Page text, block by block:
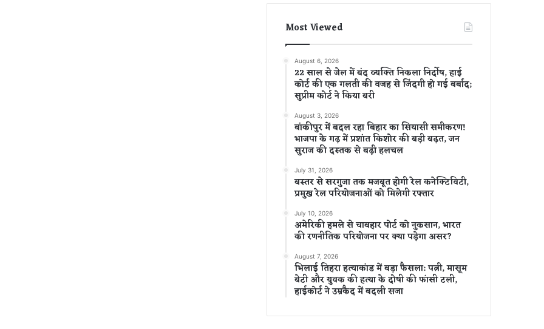
Most Viewed
August 6, 2026
22 साल से जेल में बंद व्यक्ति निकला निर्दोष, हाई
कोर्ट की एक गलती की वजह से जिंदगी हो गई बर्बाद;
सुप्रीम कोर्ट ने किया बरी
August 3, 2026
बांकीपुर में बदल रहा बिहार का सियासी समीकरण!
भाजपा के गढ़ में प्रशांत किशोर की बड़ी बढ़त, जन
सुराज की दस्तक से बढ़ी हलचल
July 31, 2026
बस्तर से सरगुजा तक मजबूत होगी रेल कनेक्टिविटी,
प्रमुख रेल परियोजनाओं को मिलेगी रफ्तार
July 10, 2026
अमेरिकी हमले से चाबहार पोर्ट को नुकसान, भारत
की रणनीतिक परियोजना पर क्या पड़ेगा असर?
August 7, 2026
भिलाई तिहरा हत्याकांड में बड़ा फैसला: पत्नी, मासूम
बेटी और युवक की हत्या के दोषी की फांसी टली,
हाईकोर्ट ने उम्रकैद में बदली सजा